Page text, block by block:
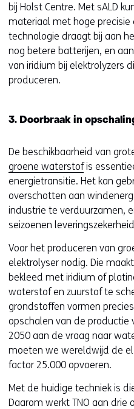
p
e
n
t
i
e
w
v
e
n
s
t
r
)
(
v
e
r
w
i
s
t
bij Holst Centre. Met sALD
materiaal met hoge precisie
technologie draagt bij aan
nog betere batterijen, en
van iridium bij elektrolyzers
produceren.
3. Doorbraak in
De beschikbaarheid van
groene waterstofis
energietransitie. Het kan
overschotten aan
industrie te verduurzamen,
seizoenen
Voor het produceren van
elektrolyser nodig. Die
bekleed met iridium of
waterstof en zuurstof te
grondstoffen vormen
opschalen van de productie
2050 aan de vraag naar
moeten we wereldwijd de
factor 25.000 opvoeren.
Met de huidige techniek is
Daarom werkt TNO aan drie